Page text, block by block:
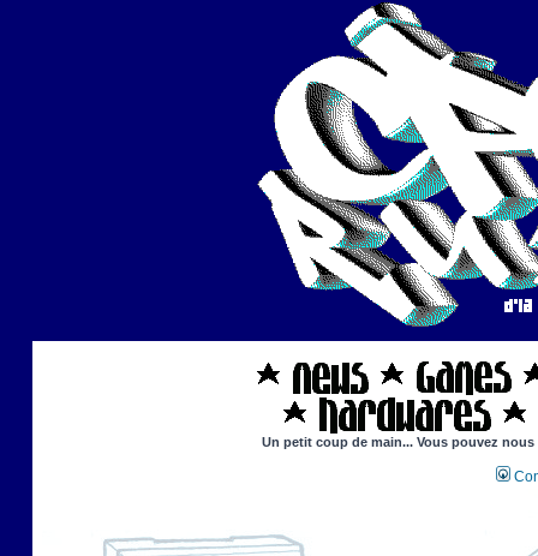
Un petit coup de main... Vous pouvez